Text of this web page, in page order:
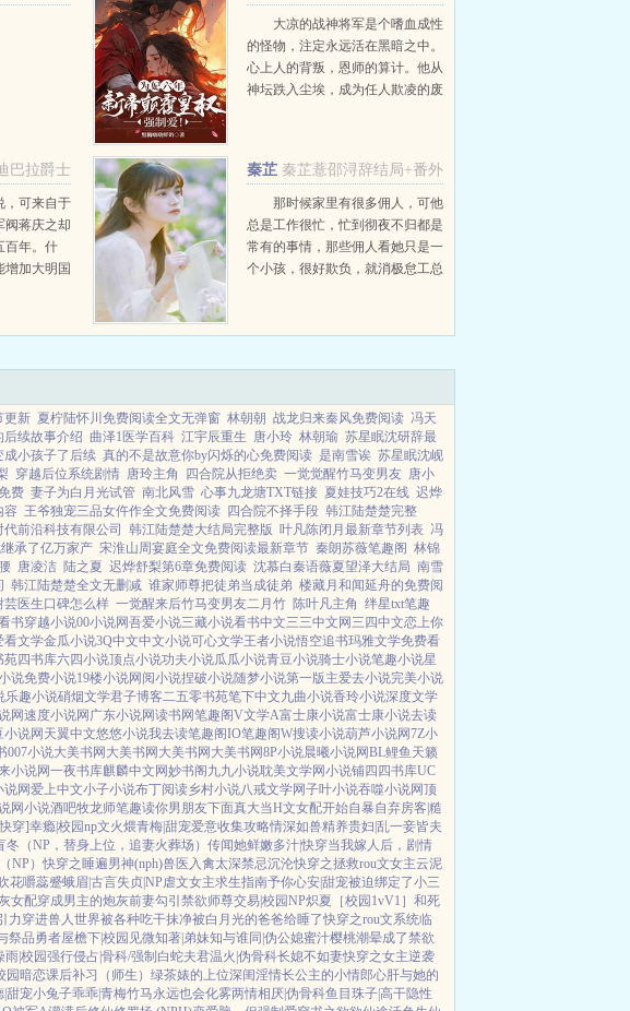
娇，疯批前夫为她折腰
大凉的战神将军是个嗜血成性
的怪物，注定永远活在黑暗之中。
心上人的背叛，恩师的算计。他从
神坛跌入尘埃，成为任人欺凌的废
是轻描淡写说了句别来无...
巴拉爵士
，可来自于
阀蒋庆之却
百年。什
增加大明国
阳。赘婿之
秦芷薏邵浔辞结局+番外
秦芷
薏邵浔辞
那时候家里有很多佣人，可他
总是工作很忙，忙到彻夜不归都是
常有的事情，那些佣人看她只是一
个小孩，很好欺负，就消极怠工总
人，为了照顾她学会了做饭，一日
更新 夏柠陆怀川免费阅读全文无弹窗 林朝朝 战龙归来秦风免费阅读 冯天
续故事介绍 曲泽1医学百科 江宇辰重生 唐小玲 林朝瑜 苏星眠沈研辞最
成小孩子了后续 真的不是故意你by闪烁的心免费阅读 是南雪诶 苏星眠沈岘
穿越后位系统剧情 唐玲主角 四合院从拒绝卖 一觉觉醒竹马变男友 唐小
费 妻子为白月光试管 南北风雪 心事九龙塘TXT链接 夏娃技巧2在线 迟烨
容 王爷独宠三品女仵作全文免费阅读 四合院不择手段 韩江陆楚楚完整
代前沿科技有限公司 韩江陆楚楚大结局完整版 叶凡陈闭月最新章节列表 冯
承了亿万家产 宋淮山周宴庭全文免费阅读最新章节 秦朗苏薇笔趣阁 林锦
唐凌洁 陆之夏 迟烨舒梨第6章免费阅读 沈慕白秦语薇夏望泽大结局 南雪
韩江陆楚楚全文无删减 谁家师尊把徒弟当成徒弟 楼藏月和闻延舟的免费阅
芸医生口碑怎么样 一觉醒来后竹马变男友二月竹 陈叶凡主角 绊星txt笔趣
书穿越小说00小说网吾爱小说三藏小说看书中文三三中文网 三四中文恋上你
看文学金瓜小说3Q中文中文小说可心文学王者小说悟空追书玛雅文学免费看
苑四书库六四小说顶点小说功夫小说瓜瓜小说青豆小说骑士小说笔趣小说星
说免费小说19楼小说网阅小说捏破小说随梦小说第一版主爱去小说完美小说
乐趣小说硝烟文学君子博客二五零书苑笔下中文九曲小说香玲小说深度文学
网速度小说网 广东小说网读书网笔趣阁V文学A富士康小说富士康小说去读
小说网 天翼中文悠悠小说我去读笔趣阁IO笔趣阁W搜读小说葫芦小说网7Z小
007小说大美书网 大美书网 大美书网 大美书网8P小说晨曦小说网BL鲤鱼 天籁
小说网一夜书库麒麟中文网妙书阁 九九小说耽美文学网小说铺四四书库UC
说网爱上中文小子小说布丁阅读乡村小说八戒文学网子叶小说吞噬小说网顶
网小说酒吧牧龙师笔趣读你男朋友下面真大当H文女配开始自暴自弃房客|糙
穿]幸瘾|校园np文火煨青梅|甜宠爱意收集攻略情深如兽精养贵妇|乱一妾皆夫
冬（NP，替身上位，追妻火葬场） 传闻她鲜嫩多汁|快穿当我嫁人后，剧情
NP）快穿之睡遍男神(nph)兽医 入禽太深禁忌沉沦快穿之拯救rou文女主云泥
花嚼蕊蹙蛾眉|古言失贞|NP虐文女主求生指南予你心安|甜宠被迫绑定了小三
女配穿成男主的炮灰前妻勾引禁欲师尊交易|校园NP炽夏［校园1vV1］ 和死
力穿进兽人世界被各种吃干抹净被白月光的爸爸给睡了快穿之rou文系统临
祭品勇者屋檐下|校园 见微知著|弟妹知与谁同|伪公媳蜜汁樱桃潮晕成了禁欲
雨|校园强行侵占|骨科/强制 白蛇夫君温火|伪骨科长媳不如妻快穿之女主逆袭
园暗恋课后补习（师生） 绿茶婊的上位深闺淫情长公主的小情郎心肝与她的
|甜宠小兔子乖乖|青梅竹马永远也会化雾两情相厌|伪骨科鱼目珠子|高干隐性